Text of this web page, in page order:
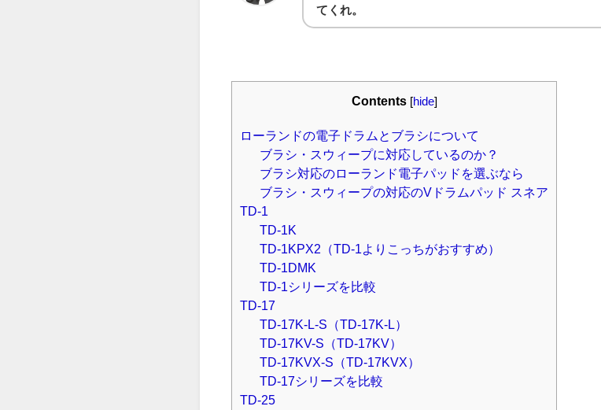
てくれ。
Contents hide]
ローランドの電子ドラムとブラシについて
ブラシ・スウィープに対応しているのか？
ブラシ対応のローランド電子パッドを選ぶなら
ブラシ・スウィープの対応のVドラムパッド スネア
TD-1
TD-1K
TD-1KPX2（TD-1よりこっちがおすすめ）
TD-1DMK
TD-1シリーズを比較
TD-17
TD-17K-L-S（TD-17K-L）
TD-17KV-S（TD-17KV）
TD-17KVX-S（TD-17KVX）
TD-17シリーズを比較
TD-25